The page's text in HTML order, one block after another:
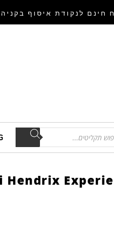
חינם לנקודת איסוף בקניה
Hendrix